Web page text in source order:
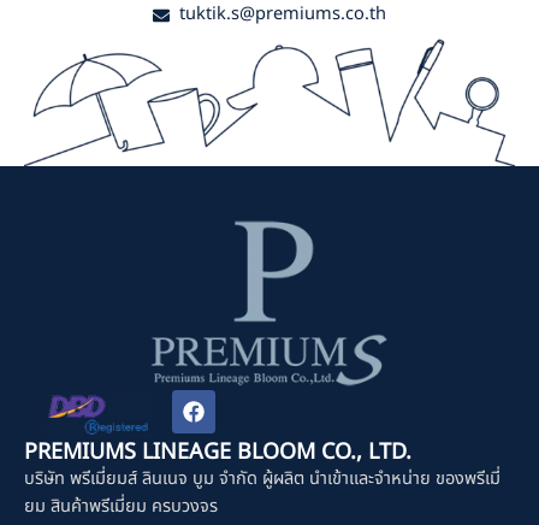
tuktik.s@premiums.co.th
F
a
c
e
b
o
PREMIUMS LINEAGE BLOOM CO., LTD.
บริษัท พรีเมี่ยมส์ ลินเนจ บูม จำกัด ผู้ผลิต นำเข้าและจำหน่าย ของพรีเมี่
ยม สินค้าพรีเมี่ยม ครบวงจร